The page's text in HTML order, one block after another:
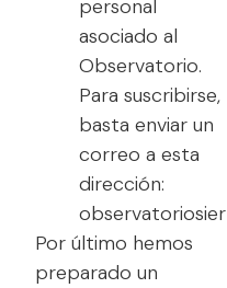
personal
asociado al
Observatorio.
Para suscribirse,
basta enviar un
correo a esta
dirección:
Por último hemos
preparado un